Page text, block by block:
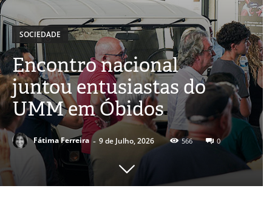
SOCIEDADE
Encontro nacional
juntou entusiastas do
UMM em Óbidos
Fátima Ferreira - 9 de Julho, 2026 566 0